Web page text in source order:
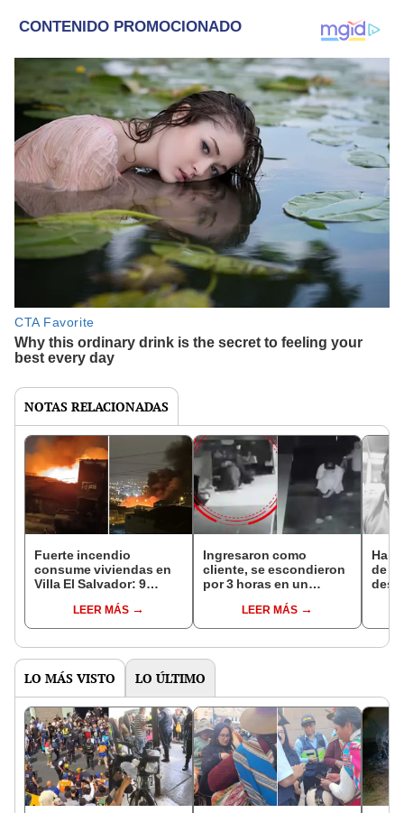
NOTAS RELACIONADAS
Fuerte incendio
consume viviendas en
Villa El Salvador: 9
atienden la emergencia
LEER MÁS
Ingresaron como
cliente, se escondieron
por 3 horas en un
robaron S/90.000 en
mercado de VES
LEER MÁS
de
LO MÁS VISTO LO ÚLTIMO